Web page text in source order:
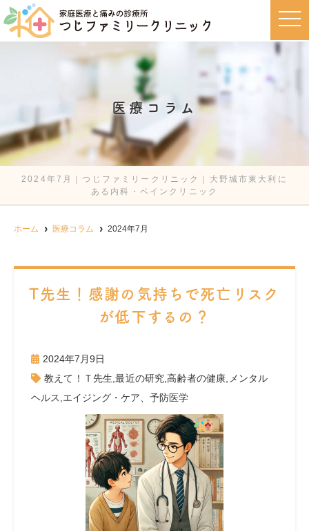
医療コラム
2024年7月｜つじファミリークリニック｜大野城市東大利に
ある内科・ペインクリニック
t
o
ホーム 医療コラム 2024年7月
T先生！感謝の気持ちで死亡リスク
が低下するの？
2024年7月9日
教えて！Ｔ先生 ,最近の研究 ,高齢者の健康 メンタル
ヘルス エイジング・ケア、予防医学